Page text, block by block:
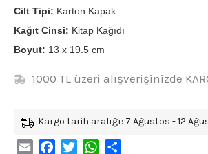
Cilt Tipi: Karton Kapak
Kağıt Cinsi: Kitap Kağıdı
Boyut: 13 x 19.5 cm
1000 TL üzeri alışverişinizde
Kargo tarih aralığı: 7 Ağustos - 12
Email FacebookTwitterWhatsApp